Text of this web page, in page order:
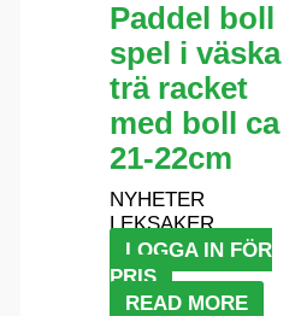
Paddel boll
spel i väska
trä racket
med boll ca
21-22cm
NYHETER
LEKSAKER
LOGGA IN FÖR
PRIS
READ MORE